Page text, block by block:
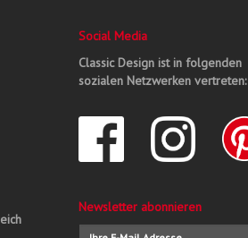
Social Media
Classic Design ist in folgenden
sozialen Netzwerken vertreten:
Newsletter abonnieren